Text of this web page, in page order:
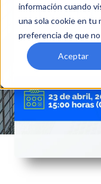
información cuando
una sola cookie en tu
preferencia de que
Aceptar